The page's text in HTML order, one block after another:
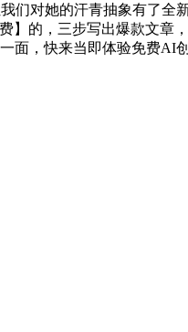
对她的汗青抽象有了全
的，三步写出爆款文章
，快来当即体验免费AI